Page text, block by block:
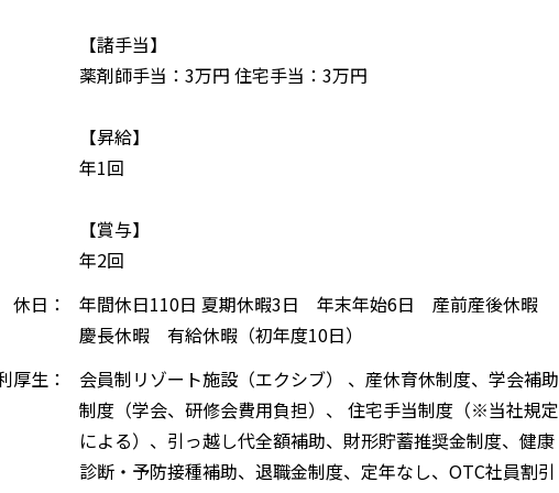
【諸手当】
薬剤師手当：3万円 住宅手当：3万円
【昇給】
年1回
【賞与】
年2回
休日：
年間休日110日 夏期休暇3日 年末年始6日 産前産後休暇
慶長休暇 有給休暇（初年度10日）
厚生：
会員制リゾート施設（エクシブ） 、産休育休制度、学会補助
制度（学会、研修会費⽤負担）、 住宅手当制度（※当社規定
による）、引っ越し代全額補助、財形貯蓄推奨⾦制度、健康
診断・予防接種補助、退職⾦制度、定年なし、OTC社員割引